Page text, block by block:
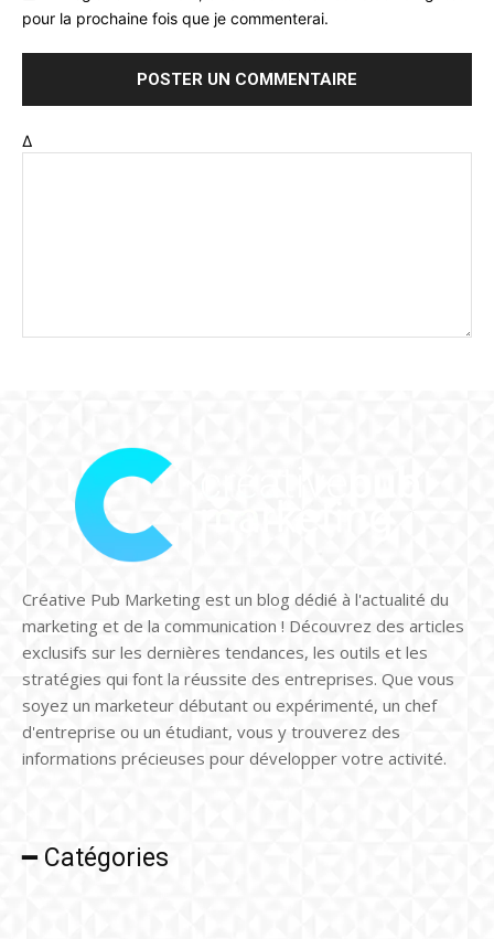
pour la prochaine fois que je commenterai.
Δ
Créative Pub Marketing est un blog dédié à l'actualité du
marketing et de la communication ! Découvrez des articles
exclusifs sur les dernières tendances, les outils et les
stratégies qui font la réussite des entreprises. Que vous
soyez un marketeur débutant ou expérimenté, un chef
d'entreprise ou un étudiant, vous y trouverez des
informations précieuses pour développer votre activité.
━ Catégories